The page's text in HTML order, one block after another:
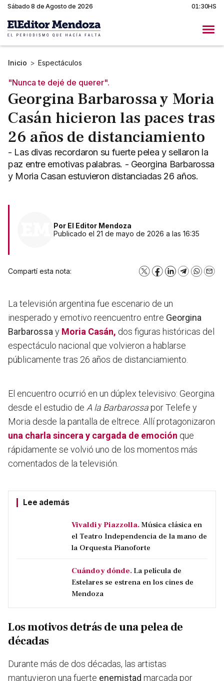
Sábado 8 de Agosto de 2026 01:30HS
Inicio > Espectáculos
"Nunca te dejé de querer".
Georgina Barbarossa y Moria
Casán hicieron las paces tras
26 años de distanciamiento
- Las divas recordaron su fuerte pelea y sellaron la
paz entre emotivas palabras. - Georgina Barbarossa
y Moria Casan estuvieron distanciadas 26 años.
Por El Editor Mendoza
Publicado el 21 de mayo de 2026 a las 16:35
Compartí esta nota: X Facebook
LinkedInTelegram
La televisión argentina fue escenario de un
inesperado y emotivo reencuentro entre Georgina
Barbarossa y Moria Casán, dos figuras históricas del
espectáculo nacional que volvieron a hablarse
públicamente tras 26 años de distanciamiento.
El encuentro ocurrió en un dúplex televisivo: Georgina
desde el estudio de A la Barbarossapor Telefe y
Moria desde la pantalla de eltrece. Allí protagonizaron
una charla sincera y cargada de emoción que
rápidamente se volvió uno de los momentos más
comentados de la televisión.
Lee además
Vivaldi y Piazzolla. Música clásica en
el Teatro Independencia de la mano de
la Orquesta Pianoforte
Cuándo y dónde. La película de
Estelares se estrena en los cines de
Mendoza
Los motivos detrás de una pelea de
décadas
Durante más de dos décadas, las artistas
mantuvieron una fuerte enemistad marcada por